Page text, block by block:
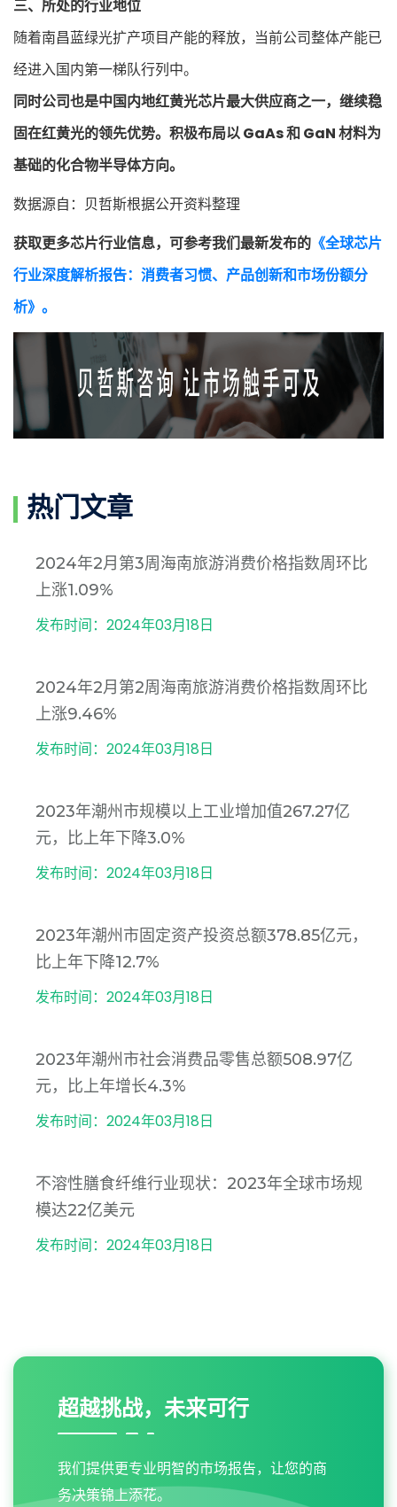
三、所处的行业地位
随着南昌蓝绿光扩产项目产能的释放，当前公司整体产能已
经进入国内第一梯队行列中。
同时公司也是中国内地红黄光芯片最大供应商之一，继续稳
固在红黄光的领先优势。积极布局以 GaAs 和 GaN 材料为
基础的化合物半导体方向。
数据源自：贝哲斯根据公开资料整理
获取更多芯片行业信息，可参考我们最新发布的 《全球芯片
行业深度解析报告：消费者习惯、产品创新和市场份额分
析》。
热门文章
2024年2月第3周海南旅游消费价格指数周环比
上涨1.09%
发布时间：2024年03月18日
2024年2月第2周海南旅游消费价格指数周环比
上涨9.46%
发布时间：2024年03月18日
2023年潮州市规模以上工业增加值267.27亿
元，比上年下降3.0%
发布时间：2024年03月18日
2023年潮州市固定资产投资总额378.85亿元，
比上年下降12.7%
发布时间：2024年03月18日
2023年潮州市社会消费品零售总额508.97亿
元，比上年增长4.3%
发布时间：2024年03月18日
不溶性膳食纤维行业现状：2023年全球市场规
模达22亿美元
发布时间：2024年03月18日
超越挑战，未来可行
我们提供更专业明智的市场报告，让您的商
务决策锦上添花。